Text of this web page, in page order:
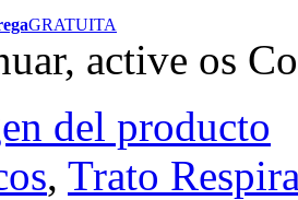
GRATUITA
active os
del producto
, Trato